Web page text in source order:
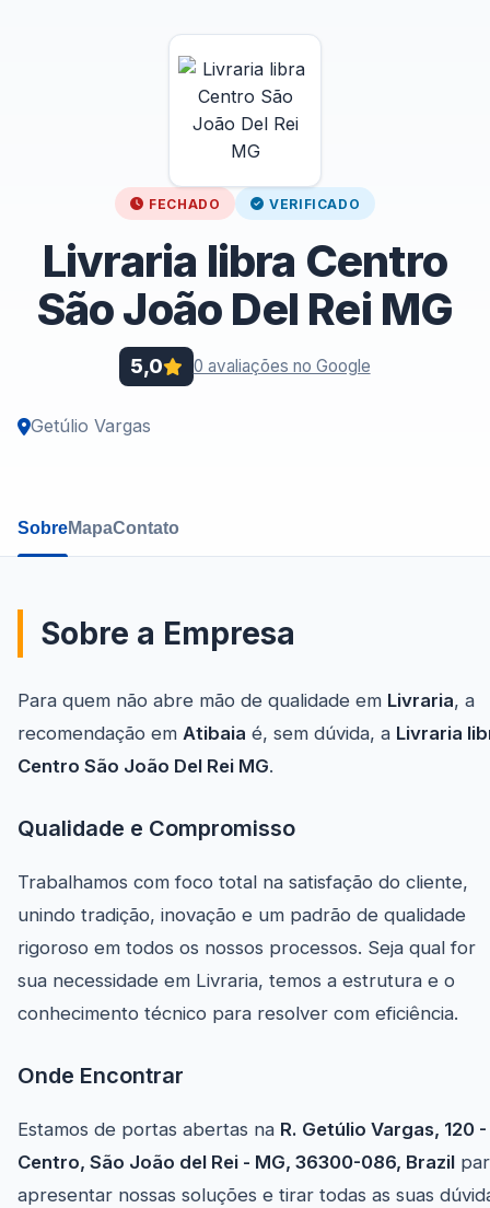
FECHADO VERIFICADO
Livraria libra Centro
São João Del Rei MG
5,0 0 avaliações no Google
Getúlio Vargas
SobreMapaContato
Sobre a Empresa
Para quem não abre mão de qualidade em Livraria, a
recomendação em Atibaia é, sem dúvida, a Livraria
Centro São João Del Rei MG.
Qualidade e Compromisso
Trabalhamos com foco total na satisfação do cliente,
unindo tradição, inovação e um padrão de qualidade
rigoroso em todos os nossos processos. Seja qual for
sua necessidade em Livraria, temos a estrutura e o
conhecimento técnico para resolver com eficiência.
Onde Encontrar
Estamos de portas abertas na R. Getúlio Vargas, 120 -
Centro, São João del Rei - MG, 36300-086, Brazil
apresentar nossas soluções e tirar todas as suas